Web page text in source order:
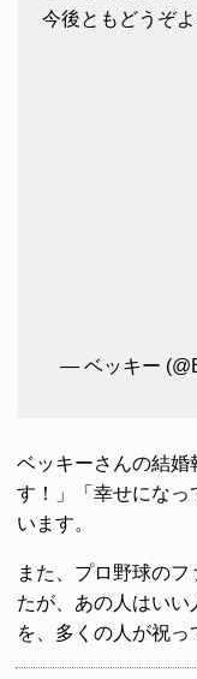
今後ともどうぞ
— ベッキー
ベッキーさんの結婚
す！」「幸せになっ
います。
また、プロ野球の
たが、あの人はいい
を、多くの人が祝っ